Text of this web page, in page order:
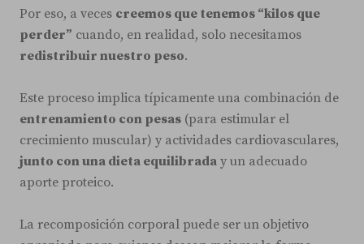
Por eso, a veces creemos que tenemos “kilos que
perder” cuando, en realidad, solo necesitamos
redistribuir nuestro peso.
Este proceso implica típicamente una combinación de
entrenamiento con pesas (para estimular el
crecimiento muscular) y actividades cardiovasculares,
junto con una dieta equilibrada y un adecuado
aporte proteico.
La recomposición corporal puede ser un objetivo